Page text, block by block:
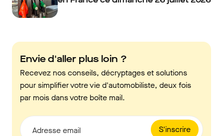
Envie d'aller plus loin ?
Recevez nos conseils, décryptages et solutions
pour simplifier votre vie d'automobiliste, deux fois
par mois dans votre boîte mail.
S'inscrire
Adresse email